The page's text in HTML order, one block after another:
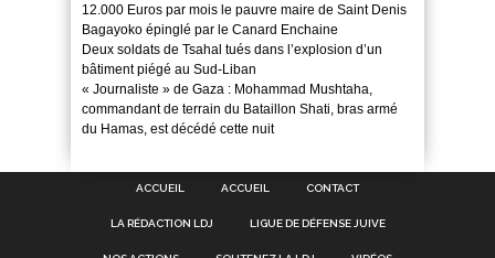
12.000 Euros par mois le pauvre maire de Saint Denis
Bagayoko épinglé par le Canard Enchaine
Deux soldats de Tsahal tués dans l’explosion d’un
bâtiment piégé au Sud-Liban
« Journaliste » de Gaza : Mohammad Mushtaha,
commandant de terrain du Bataillon Shati, bras armé
du Hamas, est décédé cette nuit
ACCUEIL ACCUEIL CONTACT
LA RÉDACTION LDJ LIGUE DE DÉFENSE JUIVE